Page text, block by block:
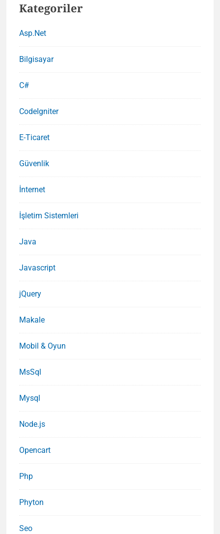
Kategoriler
Asp.Net
Bilgisayar
C#
CodeIgniter
E-Ticaret
Güvenlik
İnternet
İşletim Sistemleri
Java
Javascript
jQuery
Makale
Mobil & Oyun
MsSql
Mysql
Node.js
Opencart
Php
Phyton
Seo